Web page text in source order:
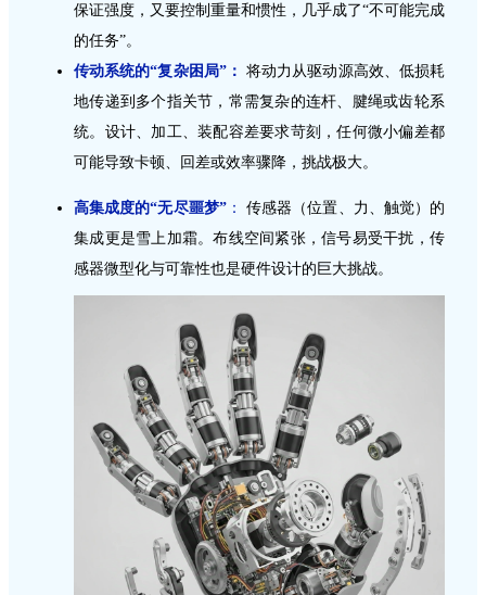
保证强度，又要控制重量和惯性，几乎成了“不可能完成
的任务”。
传动系统的“复杂困局”：
将动力从驱动源高效、低损耗
地传递到多个指关节，常需复杂的连杆、腱绳或齿轮系
统。设计、加工、装配容差要求苛刻，任何微小偏差都
可能导致卡顿、回差或效率骤降，挑战极大。
高集成度的“无尽噩梦”：
传感器（位置、力、触觉）的
集成更是雪上加霜。布线空间紧张，信号易受干扰，传
感器微型化与可靠性也是硬件设计的巨大挑战。